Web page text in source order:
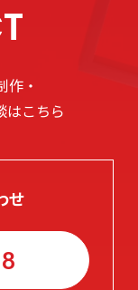
作・
はこちら
せ